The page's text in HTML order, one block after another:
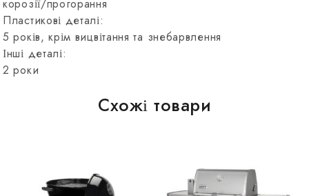
корозії/прогорання
Пластикові деталі:
5 років, крім вицвітання та знебарвлення
Інші деталі:
2 роки
Схожі товари